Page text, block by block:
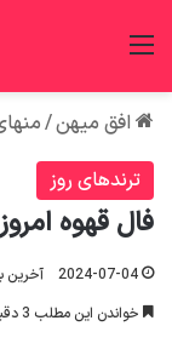
افق میهن/
ترندهای روز
فال قهوه امروز
2024-07-04 آخرین به
خواندن این مطلب 3 دقیقه زمان میبرد